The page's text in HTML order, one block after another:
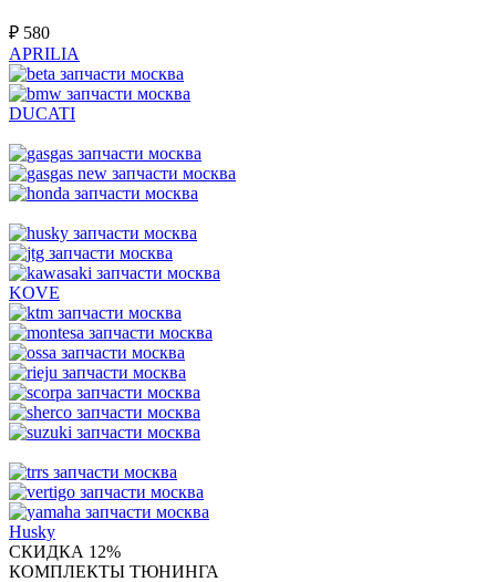
₽ 580
APRILIA
DUCATI
KOVE
Husky
СКИДКА 12%
КОМПЛЕКТЫ ТЮНИНГА